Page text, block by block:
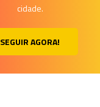
cidade.
SEGUIR AGORA!